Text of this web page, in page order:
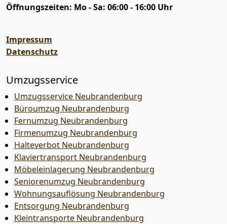
Öffnungszeiten: Mo - Sa: 06:00 - 16:00 Uhr
Impressum
Datenschutz
Umzugsservice
Umzugsservice Neubrandenburg
Büroumzug Neubrandenburg
Fernumzug Neubrandenburg
Firmenumzug Neubrandenburg
Halteverbot Neubrandenburg
Klaviertransport Neubrandenburg
Möbeleinlagerung Neubrandenburg
Seniorenumzug Neubrandenburg
Wohnungsauflösung Neubrandenburg
Entsorgung Neubrandenburg
Kleintransporte Neubrandenburg